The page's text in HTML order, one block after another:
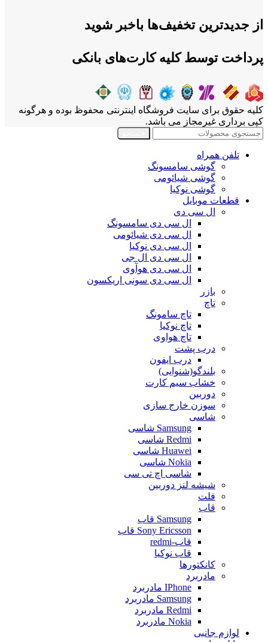
از جدیدترین تخفیف‌ها باخبر شوید
پرداخت توسط کلیه کارت‌های بانکی
کلیه حقوق برای سایت فروشگاه اینترنتی محفوظ بوده و هرگونه
کپی برداری غیرمجاز می باشد.
تلفن همراه
گوشی سامسونگ
گوشی شیائومی
گوشی نوکیا
قطعات موبایل
ال سی دی
ال سی دی سامسونگ
ال سی دی شیائومی
ال سی دی نوکیا
ال سی دی ال جی
ال سی دی هوآوی
ال سی دی سونی اریکسون
بازر
تاچ
تاچ سامونگ
تاچ نوکیا
تاچ هواوی
درب پشت
درب ایفون
بلندگو(شنوایی)
خشاب سیم کارت
دوربین
سوزن خارج سازی
شاسی
Samsung شاسی
Redmi شاسی
Huawei شاسی
Nokia شاسی
شاسی اچ تی سی
شیشه لنز دوربین
فلت
قاب
Samsung قاب
Sony Ericsson قاب
قاب-redmi
قاب نوکیا
کانکتورها
مادربرد
IPhone مادربرد
Samsung مادربرد
Redmi مادربرد
Nokia مادربرد
لوازم جانبی